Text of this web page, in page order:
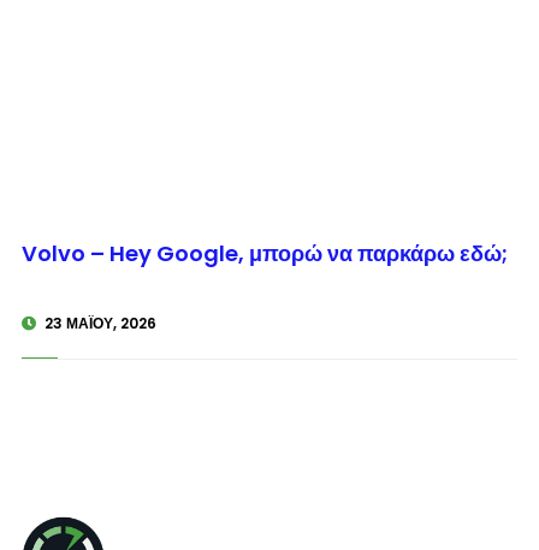
© enkinisi.gr
Volvo – Hey Google, μπορώ να παρκάρω εδώ;
23 ΜΑΪ́ΟΥ, 2026